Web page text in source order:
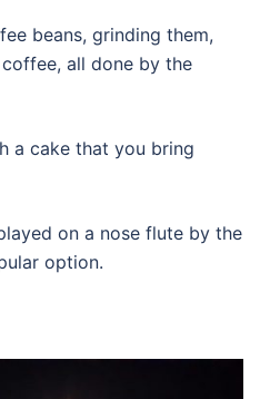
beans, grinding them,
all done by the
a cake that you bring
on a nose flute by the
option.